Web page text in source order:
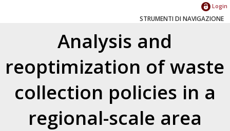
Login
STRUMENTI DI NAVIGAZIONE
Analysis and
reoptimization of waste
collection policies in a
regional-scale area